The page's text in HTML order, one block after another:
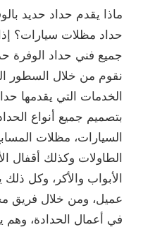
ماذا يقدم حداد حديد
حداد مظلات سيارات؟
جميع فني حداد
نقوم من خلال السطور
الخدمات التي يقدمها
بتصميم جميع أنواع
السيارات، مظلات
الطاولات وكذلك أقفال
الأبواب والأكر، وكل
عميل، ومن خلال فريق
في أعمال الحدادة،